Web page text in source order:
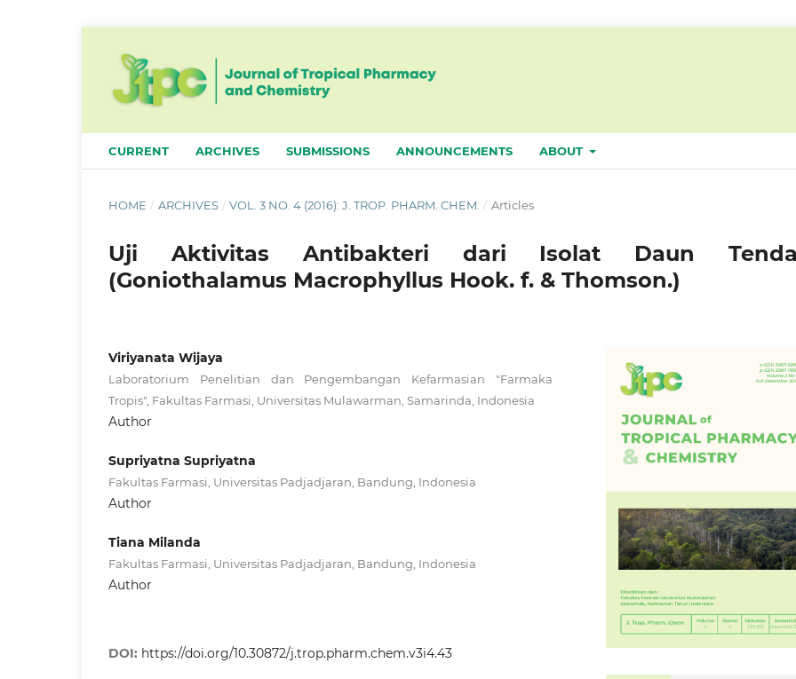
CURRENT ARCHIVES SUBMISSIONS ANNOUNCEMENTS ABOUT
HOME / ARCHIVES / VOL. 3 NO. 4 (2016): J. TROP. PHARM. CHEM. / Articles
Uji Aktivitas Antibakteri dari Isolat Daun
(Goniothalamus Macrophyllus Hook. f. & Thomson.)
Viriyanata Wijaya
Laboratorium Penelitian dan Pengembangan Kefarmasian "Farmaka
Tropis", Fakultas Farmasi, Universitas Mulawarman, Samarinda, Indonesia
Author
Supriyatna Supriyatna
Fakultas Farmasi, Universitas Padjadjaran, Bandung, Indonesia
Author
Tiana Milanda
Fakultas Farmasi, Universitas Padjadjaran, Bandung, Indonesia
Author
DOI: https://doi.org/10.30872/j.trop.pharm.chem.v3i4.43